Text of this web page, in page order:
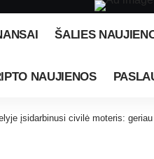
ŠALIES
NAUJIENOS
įsidarbinusi civilė moteris: